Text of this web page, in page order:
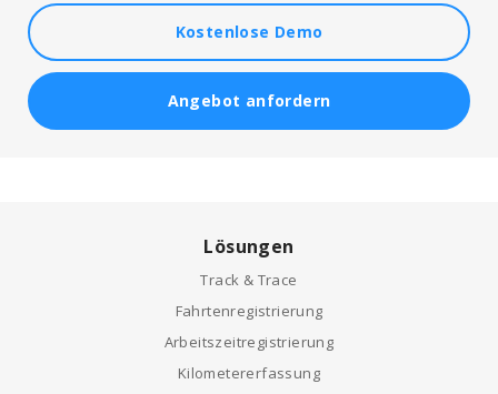
Kostenlose Demo
Angebot anfordern
Lösungen
Track & Trace
Fahrtenregistrierung
Arbeitszeitregistrierung
Kilometererfassung